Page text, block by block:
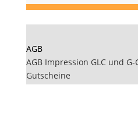
AGB
AGB Impression GLC und
Gutscheine